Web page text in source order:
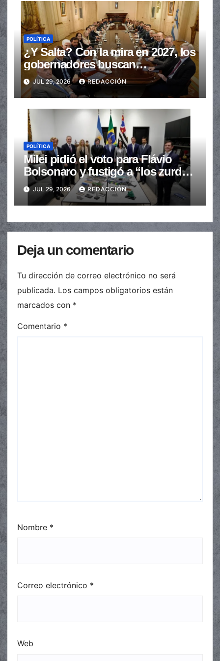
POLÍTICA
¿Y Salta? Con la mira en 2027, los
gobernadores buscan
provincializar la elección
JUL 29, 2026 REDACCIÓN
POLÍTICA
Milei pidió el voto para Flávio
Bolsonaro y fustigó a “los zurdos
de mierda”
JUL 29, 2026 REDACCIÓN
Deja un comentario
Tu dirección de correo electrónico no será
publicada. Los campos obligatorios están
marcados con *
Comentario *
Nombre *
Correo electrónico *
Web